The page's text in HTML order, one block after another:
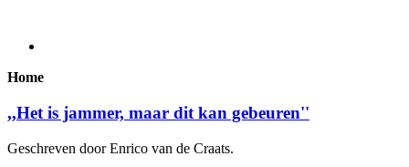
Home
,,Het is jammer, maar dit kan gebeuren''
Geschreven door Enrico van de Craats.